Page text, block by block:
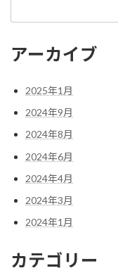
アーカイブ
2025年1月
2024年9月
2024年8月
2024年6月
2024年4月
2024年3月
2024年1月
カテゴリー